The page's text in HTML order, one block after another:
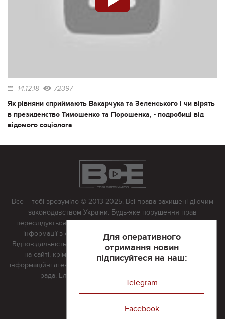
14.12.18 72397
Як рівняни сприймають Вакарчука та Зеленського і чи вірять
в президенство Тимошенко та Порошенка, - подробиці від
відомого соціолога
Для оперативного
отримання новин
підписуйтеся на наш:
Telegram
Facebook
Все – тобі зрозуміло © 2013-2025. Всі права захищені діючим
законодавством України. Будь-яке порушення прав
переслідується в судовому порядку. Будь-яке відтворення
інформації з сайту тільки з письмово дозволу редакції.
Відповідальність за достовірність усіх матеріалів, розміщених
на сайті, крім матеріалів, які містять посилання на інші
інформаційні агентства або інтернет-видання, несе редакційна
рада. Електронна пошта:
Реклама на сайті